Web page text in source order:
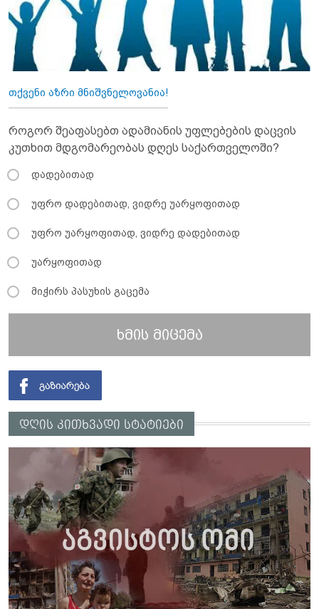
თქვენი აზრი მნიშვნელოვანია!
როგორ შეაფასებთ ადამიანის უფლებების დაცვის
კუთხით მდგომარეობას დღეს საქართველოში?
დადებითად
უფრო დადებითად, ვიდრე უარყოფითად
უფრო უარყოფითად, ვიდრე დადებითად
უარყოფითად
მიჭირს პასუხის გაცემა
ხმის მიცემა
დღის კითხვადი სტატიები